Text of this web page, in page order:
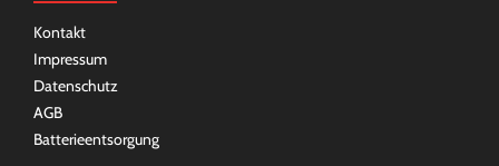
Kontakt
Impressum
Datenschutz
AGB
Batterieentsorgung